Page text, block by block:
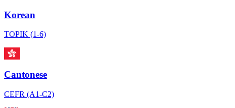
Korean
TOPIK (1-6)
Cantonese
CEFR (A1-C2)